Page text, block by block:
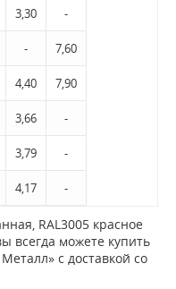
3,30 -
- 7,60
4,40 7,90
3,66 -
3,79 -
4,17 -
RAL3005 красное
всегда можете купить
с доставкой со